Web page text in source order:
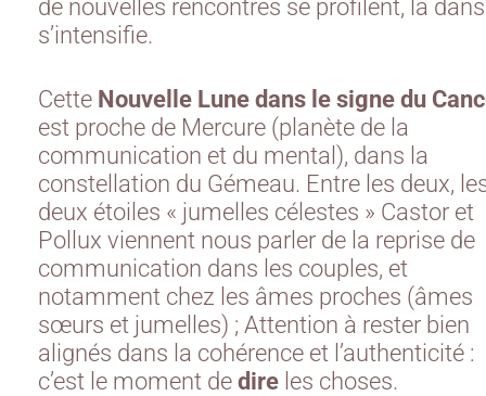
de nouvelles rencontres se profilent, la
s’intensifie.
Cette Nouvelle Lune dans le signe du
est proche de Mercure (planète de la
communication et du mental), dans la
constellation du Gémeau. Entre les deux,
deux étoiles « jumelles célestes » Castor et
Pollux viennent nous parler de la reprise de
communication dans les couples, et
notamment chez les âmes proches (âmes
sœurs et jumelles) ; Attention à rester bien
alignés dans la cohérence et l’authenticité :
c’est le moment de dire les choses.